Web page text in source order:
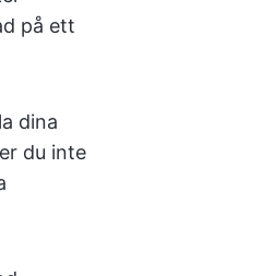
på ett
dina
du inte